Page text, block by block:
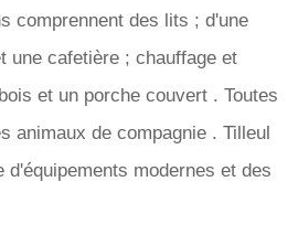
comprennent des lits ; d'une
une cafetière ; chauffage et
et un porche couvert . Toutes
animaux de compagnie . Tilleul
modernes et des